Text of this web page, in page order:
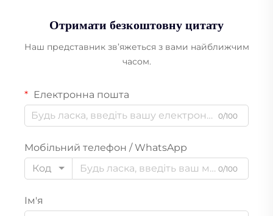
Отримати безкоштовну цитату
Наш представник зв’яжеться з вами найближчим
часом.
Електронна пошта
0/100
Мобільний телефон / WhatsApp
Код
0/100
Ім'я